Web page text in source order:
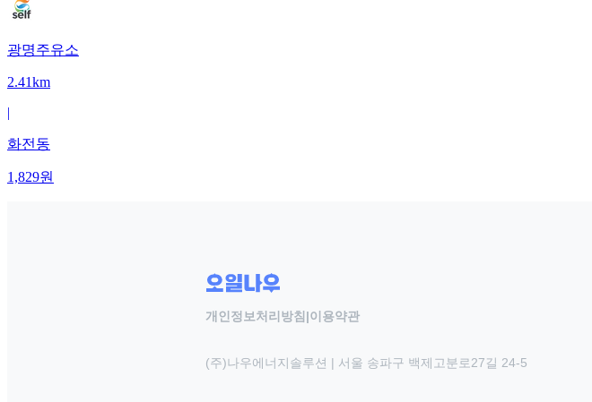
광명주유소
2.41km
|
화전동
1,829원
개인정보처리방침|이용약관
(주)나우에너지솔루션 | 서울 송파구 백제고분로27길 24-5